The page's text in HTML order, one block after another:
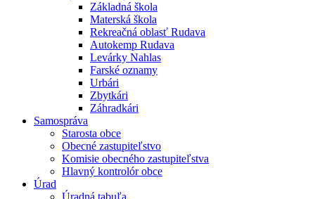
Základná škola
Materská škola
Rekreačná oblasť Rudava
Autokemp Rudava
Levárky Nahlas
Farské oznamy
Urbári
Zbytkári
Záhradkári
Samospráva
Starosta obce
Obecné zastupiteľstvo
Komisie obecného zastupiteľstva
Hlavný kontrolór obce
Úrad
Úradná tabuľa